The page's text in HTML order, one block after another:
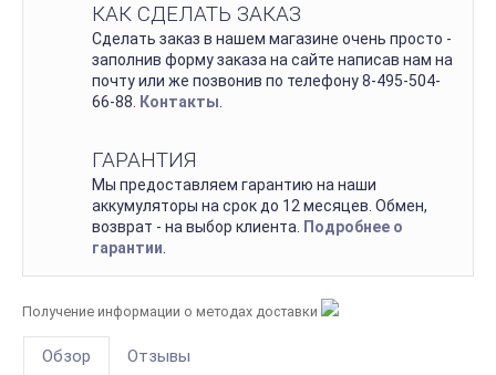
КАК СДЕЛАТЬ ЗАКАЗ
Сделать заказ в нашем магазине очень просто -
заполнив форму заказа на сайте написав нам на
почту или же позвонив по телефону 8-495-504-
66-88.
Контакты
ГАРАНТИЯ
Мы предоставляем гарантию на наши
аккумуляторы на срок до 12 месяцев. Обмен,
возврат - на выбор клиента.
Подробнее о
гарантии
Получение информации о методах доставки
Обзор Отзывы